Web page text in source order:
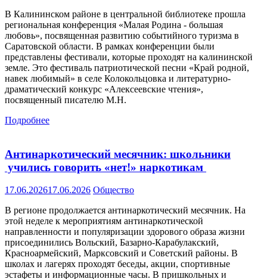
В Калининском районе в центральной библиотеке прошла
региональная конференция «Малая Родина - большая
любовь», посвященная развитию событийного туризма в
Саратовской области. В рамках конференции были
представлены фестивали, которые проходят на калининской
земле. Это фестиваль патриотической песни «Край родной,
навек любимый» в селе Колокольцовка и литературно-
драматический конкурс «Алексеевские чтения»,
посвященный писателю М.Н.
Подробнее
Антинаркотический месячник: школьники
учились говорить «нет!» наркотикам
17.06.202617.06.2026 Общество
В регионе продолжается антинаркотический месячник. На
этой неделе к мероприятиям антинаркотической
направленности и популяризации здорового образа жизни
присоединились Вольский, Базарно-Карабулакский,
Красноармейский, Марксовский и Советский районы. В
школах и лагерях проходят беседы, акции, спортивные
эстафеты и информационные часы. В пришкольных и